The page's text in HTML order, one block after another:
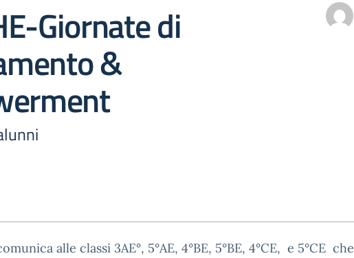
Giornate di
&
alle classi 3AE°, 5°AE, 4°BE, 5°BE, 4°CE, e 5°CE che